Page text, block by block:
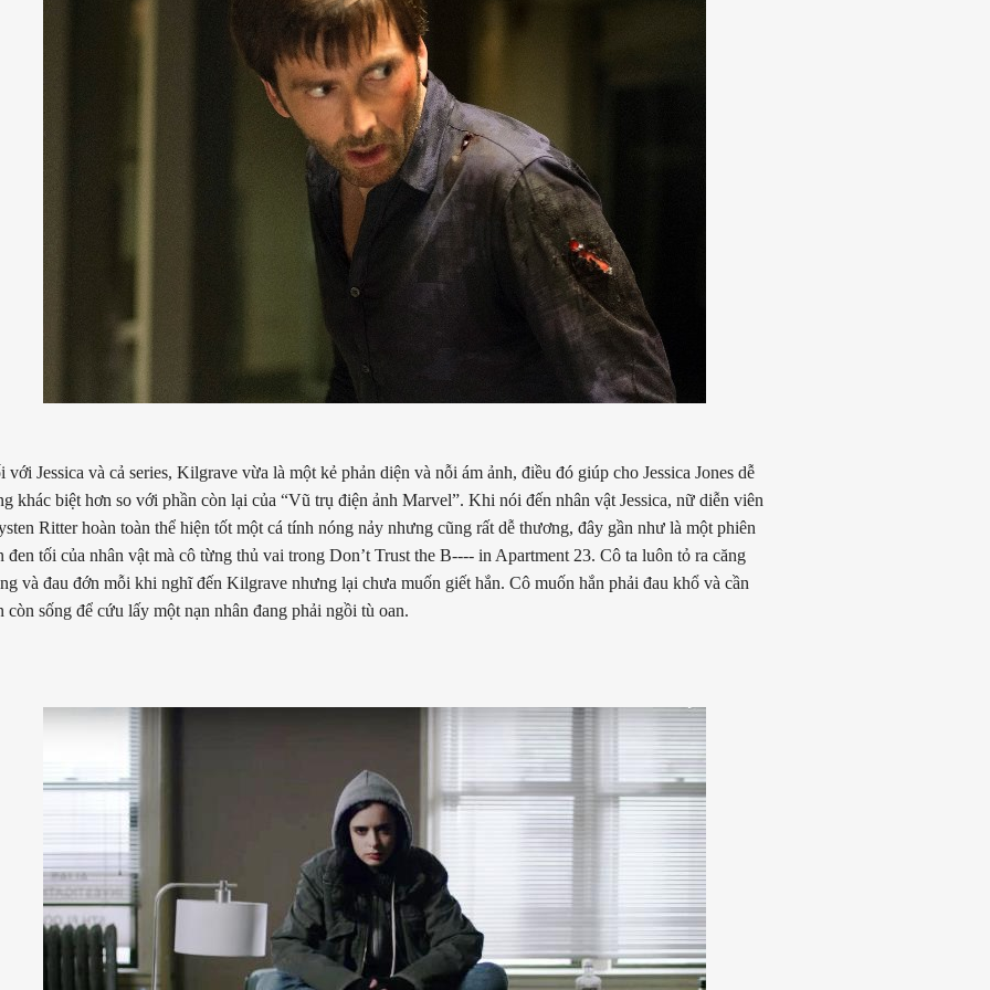
với Jessica và cả series, Kilgrave vừa là một kẻ phản diện và nỗi ám ảnh, điều đó giúp cho Jessica Jones dễ
khác biệt hơn so với phần còn lại của “Vũ trụ điện ảnh Marvel”. Khi nói đến nhân vật Jessica, nữ diễn viên
Ritter hoàn toàn thể hiện tốt một cá tính nóng nảy nhưng cũng rất dễ thương, đây gần như là một phiên
đen tối của nhân vật mà cô từng thủ vai trong Don’t Trust the B---- in Apartment 23. Cô ta luôn tỏ ra căng
và đau đớn mỗi khi nghĩ đến Kilgrave nhưng lại chưa muốn giết hắn. Cô muốn hắn phải đau khổ và cần
còn sống để cứu lấy một nạn nhân đang phải ngồi tù oan.